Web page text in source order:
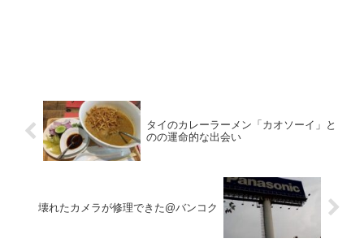
タイのカレーラーメン「カオソーイ」と
のの運命的な出会い
壊れたカメラが修理できた@バンコク